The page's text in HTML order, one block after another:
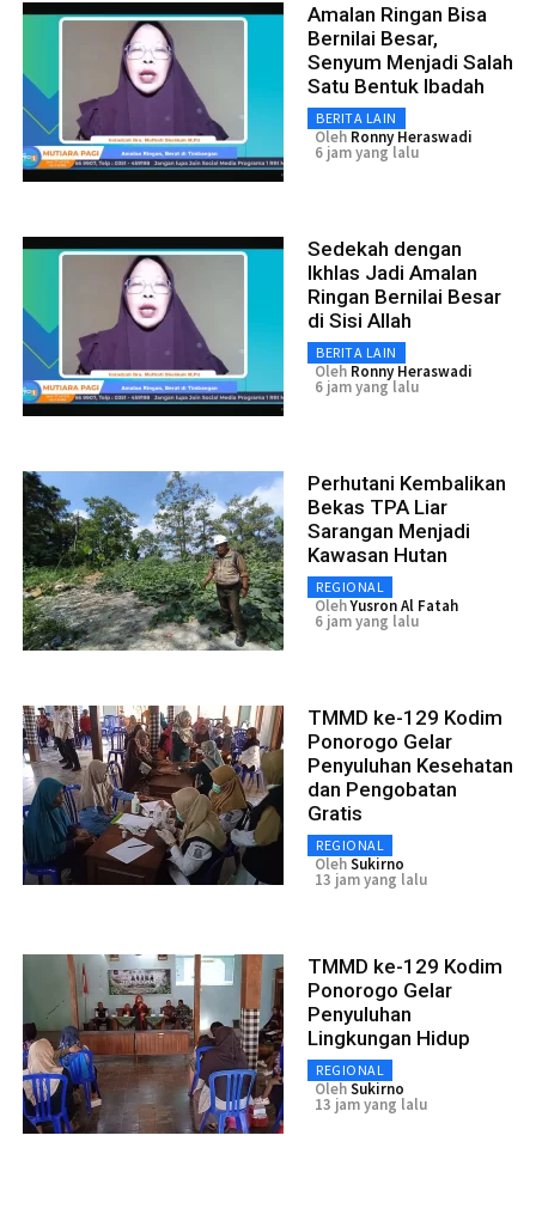
Amalan Ringan Bisa
Bernilai Besar,
Senyum Menjadi Salah
Satu Bentuk Ibadah
BERITA LAIN
Oleh Ronny Heraswadi
6 jam yang lalu
Sedekah dengan
Ikhlas Jadi Amalan
Ringan Bernilai Besar
di Sisi Allah
BERITA LAIN
Oleh Ronny Heraswadi
6 jam yang lalu
Perhutani Kembalikan
Bekas TPA Liar
Sarangan Menjadi
Kawasan Hutan
REGIONAL
OlehYusron Al Fatah
6 jam yang lalu
TMMD ke-129 Kodim
Ponorogo Gelar
Penyuluhan Kesehatan
dan Pengobatan
Gratis
REGIONAL
OlehSukirno
13 jam yang lalu
TMMD ke-129 Kodim
Ponorogo Gelar
Penyuluhan
Lingkungan Hidup
REGIONAL
OlehSukirno
13 jam yang lalu